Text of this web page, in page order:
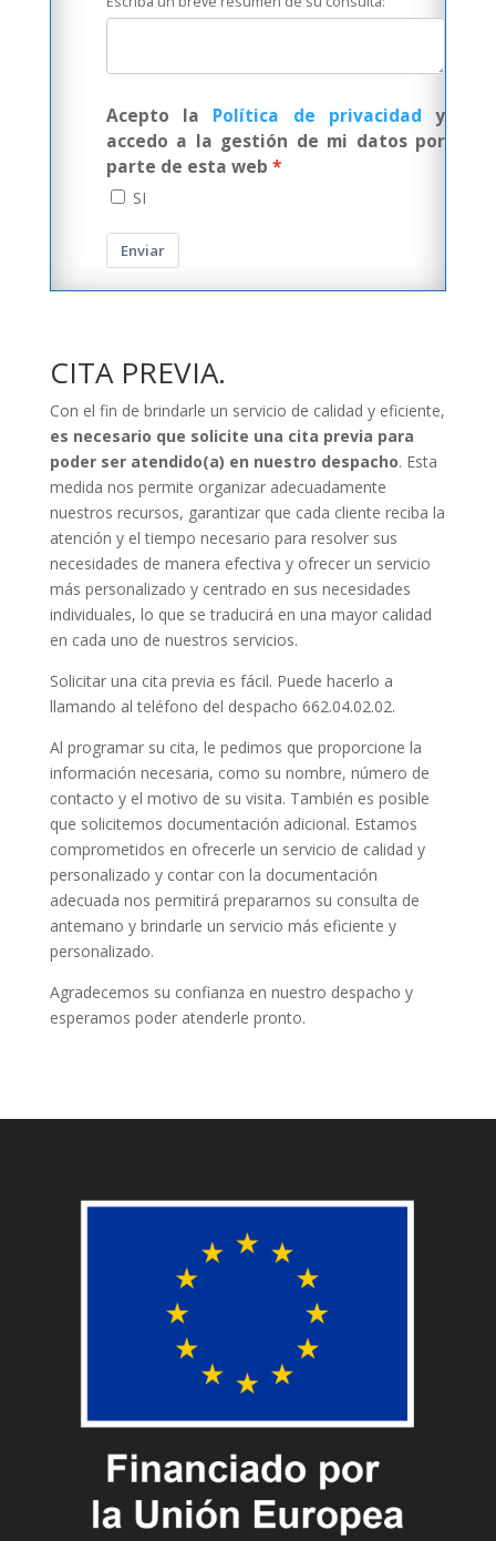
Acepto la Política de privacidad y
accedo a la gestión de mi datos por
parte de esta web
SI
Enviar
CITA PREVIA.
Con el fin de brindarle un servicio de calidad y eficiente,
es necesario que solicite una cita previa para
poder ser atendido(a) en nuestro despacho. Esta
medida nos permite organizar adecuadamente
nuestros recursos, garantizar que cada cliente reciba la
atención y el tiempo necesario para resolver sus
necesidades de manera efectiva y ofrecer un servicio
más personalizado y centrado en sus necesidades
individuales, lo que se traducirá en una mayor calidad
en cada uno de nuestros servicios.
Solicitar una cita previa es fácil. Puede hacerlo a
llamando al teléfono del despacho 662.04.02.02.
Al programar su cita, le pedimos que proporcione la
información necesaria, como su nombre, número de
contacto y el motivo de su visita. También es posible
que solicitemos documentación adicional. Estamos
comprometidos en ofrecerle un servicio de calidad y
personalizado y contar con la documentación
adecuada nos permitirá prepararnos su consulta de
antemano y brindarle un servicio más eficiente y
personalizado.
Agradecemos su confianza en nuestro despacho y
esperamos poder atenderle pronto.